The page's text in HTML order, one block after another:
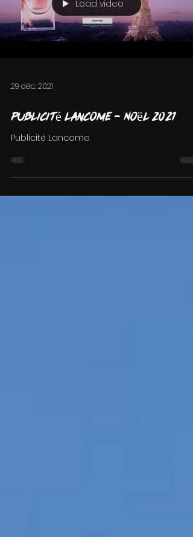
Load video
29 déc. 2021
Publicité Lancome - Noël 2021
Publicité Lancome